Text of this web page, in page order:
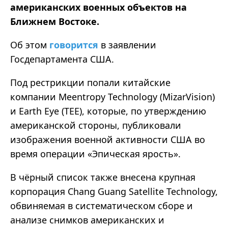
американских военных объектов на
Ближнем Востоке.
Об этом говорится в заявлении
Госдепартамента США.
Под рестрикции попали китайские
компании Meentropy Technology (MizarVision)
и Earth Eye (TEE), которые, по утверждению
американской стороны, публиковали
изображения военной активности США во
время операции «Эпическая ярость».
В чёрный список также внесена крупная
корпорация Chang Guang Satellite Technology,
обвиняемая в систематическом сборе и
анализе снимков американских и